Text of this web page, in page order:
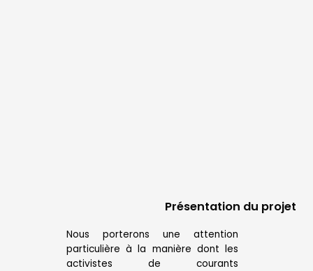
Présentation du projet
Nous porterons une attention
particulière à la manière dont les
activistes de courants